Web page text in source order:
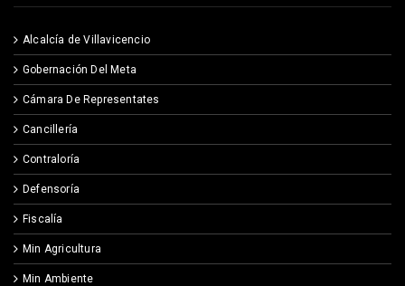
Alcalcía de Villavicencio
Gobernación Del Meta
Cámara De Representates
Cancillería
Contraloría
Defensoría
Fiscalía
Min Agricultura
Min Ambiente